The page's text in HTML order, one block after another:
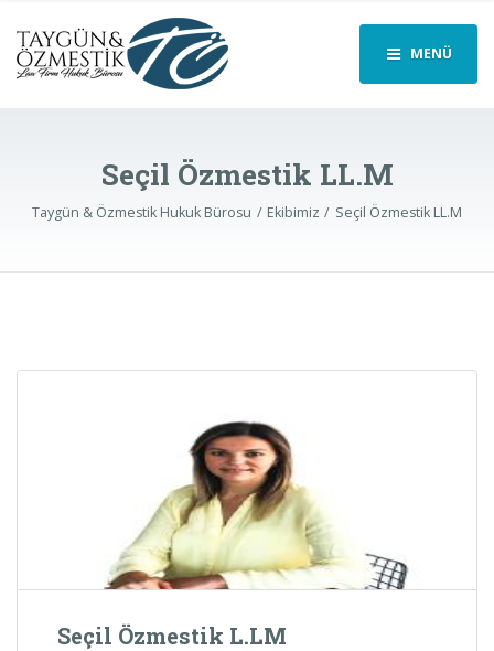
MENÜ
Seçil Özmestik LL.M
Taygün & Özmestik Hukuk Bürosu Ekibimiz Seçil Özmestik LL.M
Seçil Özmestik L.LM